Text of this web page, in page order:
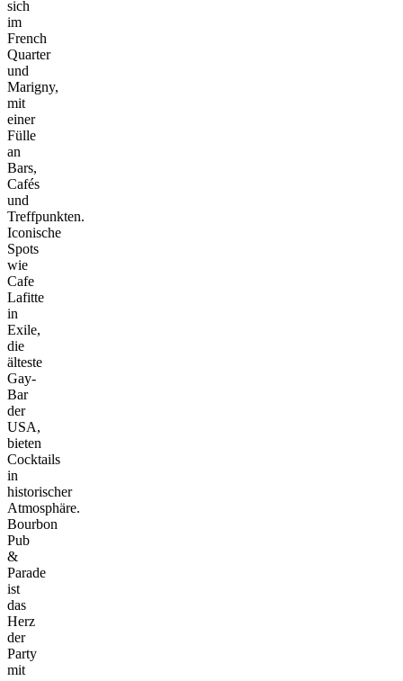
sich
im
French
Quarter
und
Marigny,
mit
einer
Fülle
an
Bars,
Cafés
und
Treffpunkten.
Iconische
Spots
wie
Cafe
Lafitte
in
Exile,
die
älteste
Gay-
Bar
der
USA,
bieten
Cocktails
in
historischer
Atmosphäre.
Bourbon
Pub
&
Parade
ist
das
Herz
der
Party
mit